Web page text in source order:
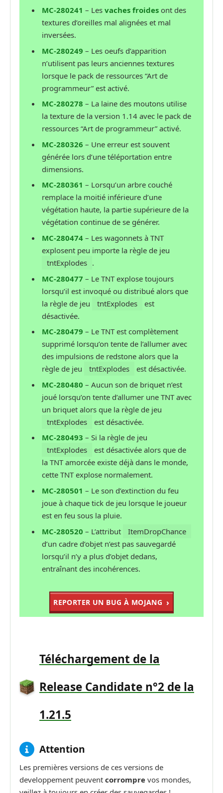
MC-280241 – Les vaches froides ont des
textures d’oreilles mal alignées et mal
inversées.
MC-280249 – Les oeufs d’apparition
n’utilisent pas leurs anciennes textures
lorsque le pack de ressources “Art de
programmeur” est activé.
MC-280278 – La laine des moutons utilise
la texture de la version 1.14 avec le pack de
ressources “Art de programmeur” activé.
MC-280326 – Une erreur est souvent
générée lors d’une téléportation entre
dimensions.
MC-280361 – Lorsqu’un arbre couché
remplace la moitié inférieure d’une
végétation haute, la partie supérieure de la
végétation continue de se générer.
MC-280474 – Les wagonnets à TNT
explosent peu importe la règle de jeu
tntExplodes .
MC-280477 – Le TNT explose toujours
lorsqu’il est invoqué ou distribué alors que
la règle de jeu
tntExplodes
est
désactivée.
MC-280479 – Le TNT est complètement
supprimé lorsqu’on tente de l’allumer avec
des impulsions de redstone alors que la
règle de jeu
tntExplodes
est désactivée.
MC-280480 – Aucun son de briquet n’est
joué lorsqu’on tente d’allumer une TNT avec
un briquet alors que la règle de jeu
tntExplodes
est désactivée.
MC-280493 – Si la règle de jeu
tntExplodes
est désactivée alors que de
la TNT amorcée existe déjà dans le monde,
cette TNT explose normalement.
MC-280501 – Le son d’extinction du feu
joue à chaque tick de jeu lorsque le joueur
est en feu sous la pluie.
MC-280520 – L’attribut
ItemDropChance
d’un cadre d’objet n’est pas sauvegardé
lorsqu’il n’y a plus d’objet dedans,
entraînant des incohérences.
REPORTER UN BUG À MOJANG
Téléchargement de la
Release Candidate n°2 de la
1.21.5
Attention
Les premières versions de ces versions de
developpement peuvent corrompre vos mondes,